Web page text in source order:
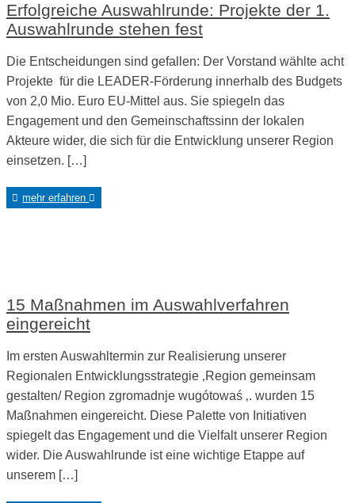
Erfolgreiche Auswahlrunde: Projekte der 1.
Auswahlrunde stehen fest
Die Entscheidungen sind gefallen: Der Vorstand wählte acht
Projekte für die LEADER-Förderung innerhalb des Budgets
von 2,0 Mio. Euro EU-Mittel aus. Sie spiegeln das
Engagement und den Gemeinschaftssinn der lokalen
Akteure wider, die sich für die Entwicklung unserer Region
einsetzen. […]
mehr erfahren
15 Maßnahmen im Auswahlverfahren
eingereicht
Im ersten Auswahltermin zur Realisierung unserer
Regionalen Entwicklungsstrategie ‚Region gemeinsam
gestalten/ Region zgromadnje wugótowaś ‚. wurden 15
Maßnahmen eingereicht. Diese Palette von Initiativen
spiegelt das Engagement und die Vielfalt unserer Region
wider. Die Auswahlrunde ist eine wichtige Etappe auf
unserem […]